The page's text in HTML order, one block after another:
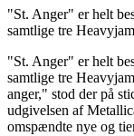
"St. Anger" er helt
samtlige tre
"St. Anger" er helt
samtlige tre
anger," stod der på
udgivelsen af
omspændte nye og